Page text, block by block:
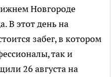
Новгороде
В этот день на
забег, в котором
так и
26 августа на